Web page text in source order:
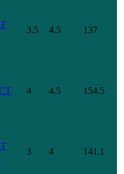
3.5 4.5 137
4 4.5 154.5
3 4 141.1